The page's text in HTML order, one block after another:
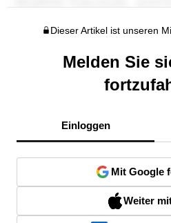
Dieser Artikel ist unseren
Melden Sie
Einloggen
Mit Google
Weiter